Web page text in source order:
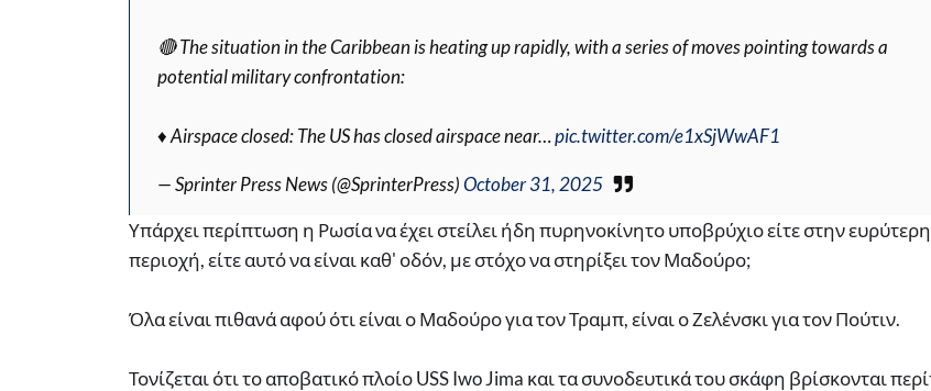
🔴 The situation in the Caribbean is heating up rapidly, with a series of moves pointing towards a
potential military confrontation:
♦️ Airspace closed: The US has closed airspace near…pic.twitter.com/e1xSjWwAF1
— Sprinter Press News (@SprinterPress)October 31, 2025
Υπάρχει περίπτωση η Ρωσία να έχει στείλει ήδη πυρηνοκίνητο υποβρύχιο είτε στην ευρύτερη
περιοχή, είτε αυτό να είναι καθ' οδόν, με στόχο να στηρίξει τον Μαδούρο;
Όλα είναι πιθανά αφού ότι είναι ο Μαδούρο για τον Τραμπ, είναι ο Ζελένσκι για τον Πούτιν.
Τονίζεται ότι το αποβατικό πλοίο USS Iwo Jima και τα συνοδευτικά του σκάφη βρίσκονται